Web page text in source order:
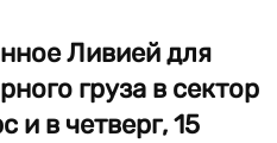
Ливией для
груза в сектор
и в четверг, 15